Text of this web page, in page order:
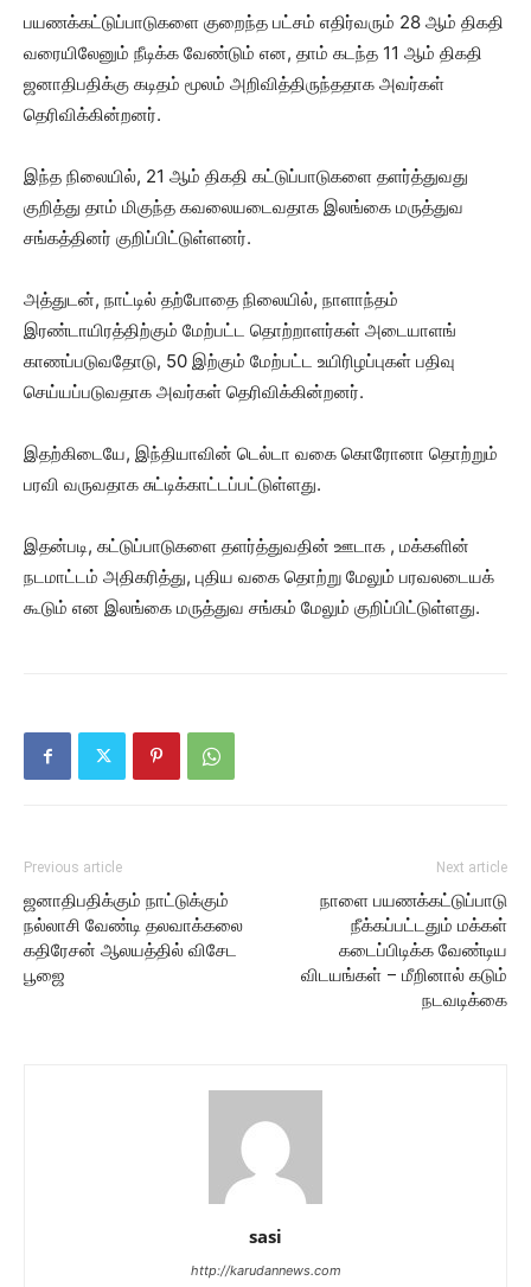
பயணக்கட்டுப்பாடுகளை குறைந்த பட்சம் எதிர்வரும் 28 ஆம் திகதி
வரையிலேனும் நீடிக்க வேண்டும் என, தாம் கடந்த 11 ஆம் திகதி
ஜனாதிபதிக்கு கடிதம் மூலம் அறிவித்திருந்ததாக அவர்கள்
தெரிவிக்கின்றனர்.
இந்த நிலையில், 21 ஆம் திகதி கட்டுப்பாடுகளை தளர்த்துவது
குறித்து தாம் மிகுந்த கவலையடைவதாக இலங்கை மருத்துவ
சங்கத்தினர் குறிப்பிட்டுள்ளனர்.
அத்துடன், நாட்டில் தற்போதை நிலையில், நாளாந்தம்
இரண்டாயிரத்திற்கும் மேற்பட்ட தொற்றாளர்கள் அடையாளங்
காணப்படுவதோடு, 50 இற்கும் மேற்பட்ட உயிரிழப்புகள் பதிவு
செய்யப்படுவதாக அவர்கள் தெரிவிக்கின்றனர்.
இதற்கிடையே, இந்தியாவின் டெல்டா வகை கொரோனா தொற்றும்
பரவி வருவதாக சுட்டிக்காட்டப்பட்டுள்ளது.
இதன்படி, கட்டுப்பாடுகளை தளர்த்துவதின் ஊடாக , மக்களின்
நடமாட்டம் அதிகரித்து, புதிய வகை தொற்று மேலும் பரவலடையக்
கூடும் என இலங்கை மருத்துவ சங்கம் மேலும் குறிப்பிட்டுள்ளது.
Previous article
ஜனாதிபதிக்கும் நாட்டுக்கும்
நல்லாசி வேண்டி தலவாக்கலை
கதிரேசன் ஆலயத்தில் விசேட
பூஜை
Next article
நாளை பயணக்கட்டுப்பாடு
நீக்கப்பட்டதும் மக்கள்
கடைப்பிடிக்க வேண்டிய
விடயங்கள் – மீறினால் கடும்
நடவடிக்கை
sasi
http://karudannews.com